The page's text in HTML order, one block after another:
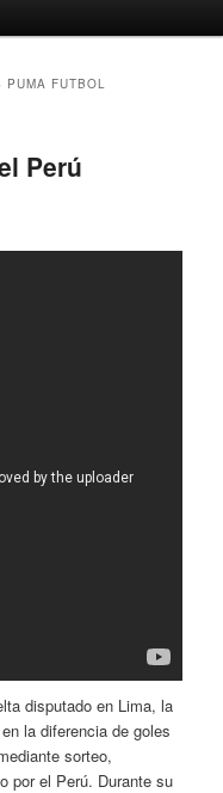
PUMA FUTBOL
Perú
disputado en Lima, la
la diferencia de goles
sorteo,
por el Perú. Durante su